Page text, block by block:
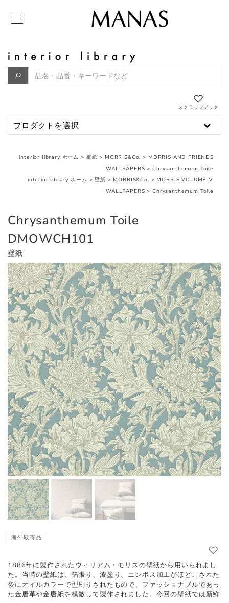
スクラップブック
interior library ホーム > 壁紙 > MORRIS&Co. > MORRIS AND FRIENDS
WALLPAPERS >Chrysanthemum Toile
interior library ホーム >壁紙 > MORRIS&Co. > MORRIS VOLUME Ⅴ
WALLPAPERS >Chrysanthemum Toile
Chrysanthemum Toile
DMOWCH101
壁紙
海外取寄品
1886年に製作されたウィリアム・モリスの壁紙から用いられまし
た。当時の壁紙は、箔張り、漆塗り、エンボス加工がほどこされた
後にオイルカラーで型刷りされたもので、ファッショナブルであっ
た金唐革や金唐紙を模倣して製作されました。今回の壁紙では新鮮